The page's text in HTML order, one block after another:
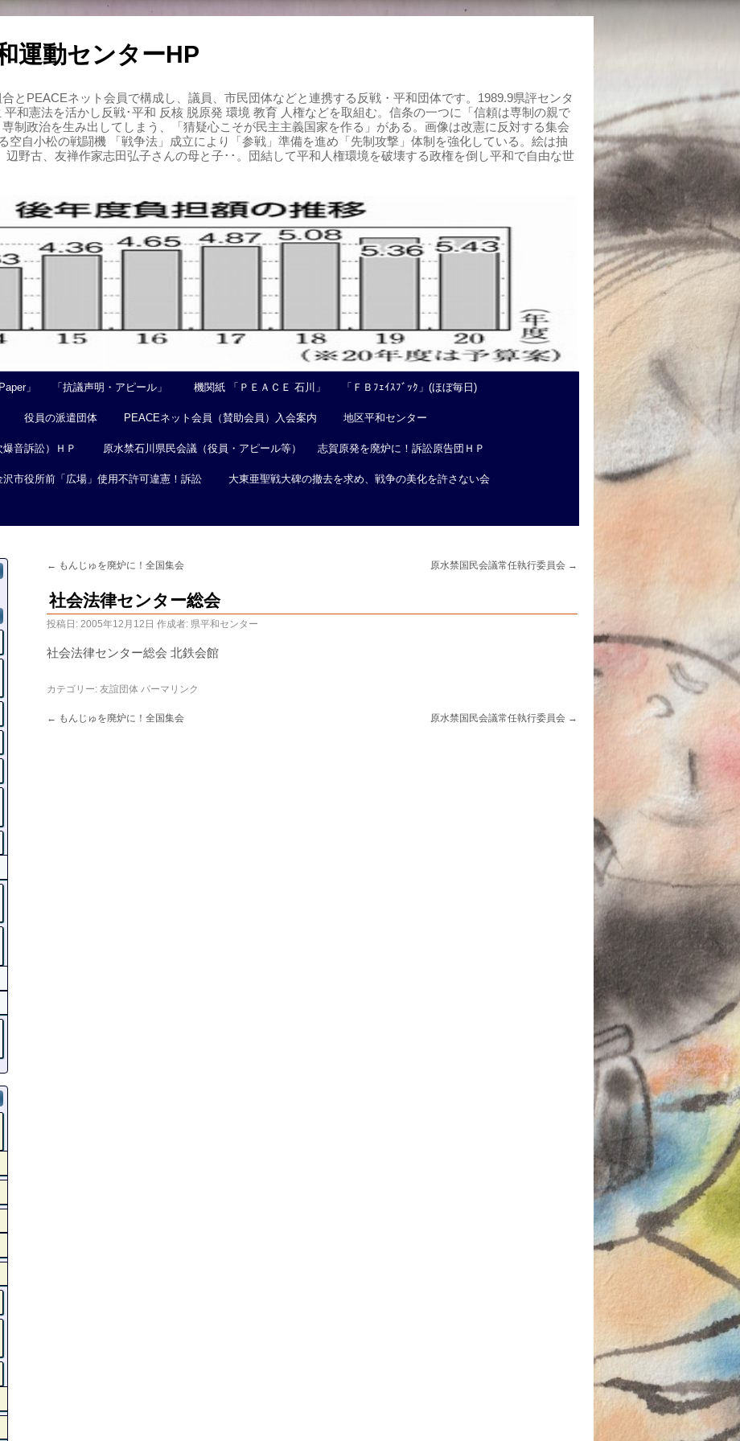
運動センターHP
とPEACEネット会員で構成し、議員、市民団体などと連携する反戦・平和団体です。1989.9県評センタ
和憲法を活かし反戦･平和 反核 脱原発 環境 教育 人権などを取組む。信条の一つに「信頼は専制の親で
制政治を生み出してしまう、「猜疑心こそが民主主義国家を作る」がある。画像は改憲に反対する集会
空自小松の戦闘機 「戦争法」成立により「参戦」準備を進め「先制攻撃」体制を強化している。絵は抽
辺野古、友禅作家志田弘子さんの母と子･･。団結して平和人権環境を破壊する政権を倒し平和で自由な世
」 「抗議声明・アピール」 機関紙 「ＰＥＡＣＥ 石川」 「ＦＢﾌｪｲｽﾌﾞｯｸ」(ほぼ毎日)
役員の派遣団体 PEACEネット会員（賛助会員）入会案内 地区平和センター
音訴訟）ＨＰ 原水禁石川県民会議（役員・アピール等） 志賀原発を廃炉に！訴訟原告団ＨＰ
沢市役所前「広場」使用不許可違憲！訴訟 大東亜聖戦大碑の撤去を求め、戦争の美化を許さない会
← もんじゅを廃炉に！全国集会 原水禁国民会議常任執行委員会 →
社会法律センター総会
投稿日: 2005年12月12日 作成者: 県平和センター
社会法律センター総会 北鉄会館
カテゴリー: 友誼団体 パーマリンク
← もんじゅを廃炉に！全国集会 原水禁国民会議常任執行委員会 →